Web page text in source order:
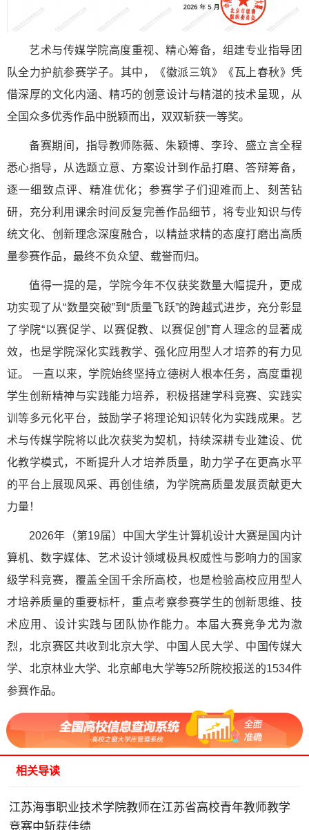
艺术与传媒学院高度重视、精心筹备，组建专业指导团
队全力护航参赛学子。其中，《徽派三筑》《瓦上春秋》凭
借深厚的文化内涵、精巧的创意设计与精湛的技术呈现，从
全国众多优秀作品中脱颖而出，双双斩获一等奖。
备赛期间，指导教师陈薇、朱颖博、李玲、盛立言全程
悉心指导，从选题立意、方案设计到作品打磨、答辩筹备，
逐一细致点评、精准优化；参赛学子们迎难而上、刻苦钻
研，充分利用课余时间反复完善作品细节，将专业知识与传
统文化、创新理念深度融合，以精益求精的态度打磨出高质
量参赛作品，最终不负众望、载誉而归。
值得一提的是，学院今年不仅获奖数量大幅提升，更成
功实现了从“数量突破”到“质量飞跃”的跨越式进步，充分彰显
了学院“以赛促学、以赛促教、以赛促创”育人理念的显著成
效，也是学院深化实践教学、强化应用型人才培养的有力见
证。 一直以来，学院始终坚持立德树人根本任务，高度重视
学生创新精神与实践能力培养，积极搭建学科竞赛、实践实
训等多元化平台，鼓励学子将理论知识转化为实践成果。艺
术与传媒学院将以此次获奖为契机，持续深耕专业建设、优
化教学模式，不断提升人才培养质量，助力学子在更高水平
的平台上展现风采、再创佳绩，为学院高质量发展贡献更大
力量！
2026年（第19届）中国大学生计算机设计大赛是国内计
算机、数字媒体、艺术设计领域极具权威性与影响力的国家
级学科竞赛，覆盖全国千余所高校，也是检验高校应用型人
才培养质量的重要标杆，重点考察参赛学生的创新思维、技
术应用、设计实践与团队协作能力。本届大赛竞争尤为激
烈，北京赛区共收到北京大学、中国人民大学、中国传媒大
学、北京林业大学、北京邮电大学等52所院校报送的1534件
参赛作品。
相关导读
江苏海事职业技术学院教师在江苏省高校青年教师教学
竞赛中斩获佳绩